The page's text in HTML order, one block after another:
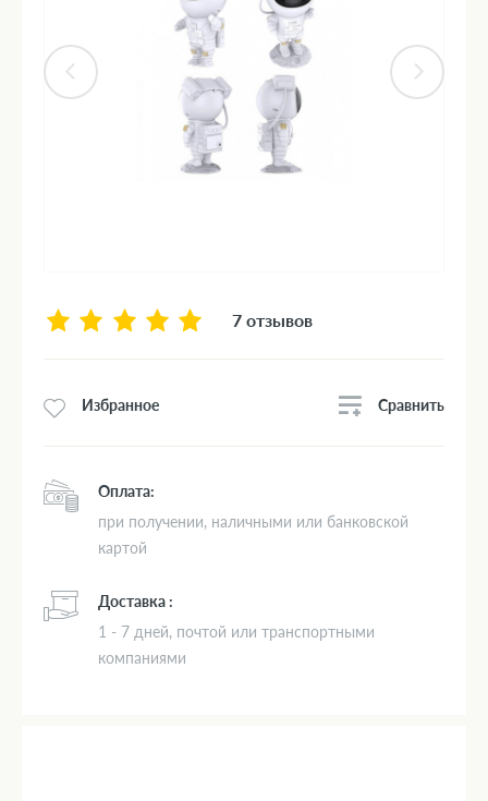
7 отзывов
Избранное Сравнить
Оплата:
при получении, наличными или банковской
картой
Доставка :
1 - 7 дней, почтой или транспортными
компаниями